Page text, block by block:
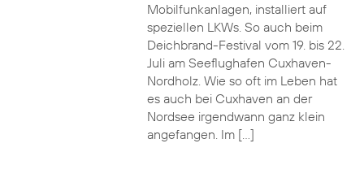
Mobilfunkanlagen, installiert auf
speziellen LKWs. So auch beim
Deichbrand-Festival vom 19. bis 22.
Juli am Seeflughafen Cuxhaven-
Nordholz. Wie so oft im Leben hat
es auch bei Cuxhaven an der
Nordsee irgendwann ganz klein
angefangen. Im […]